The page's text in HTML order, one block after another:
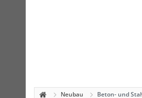
Neubau Beton- und